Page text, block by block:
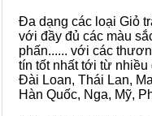
Đa dạng các loại Giỏ
với đầy đủ các màu
phấn...... với các
tín tốt nhất tới từ
Đài Loan, Thái Lan,
Hàn Quốc, Nga, Mỹ,